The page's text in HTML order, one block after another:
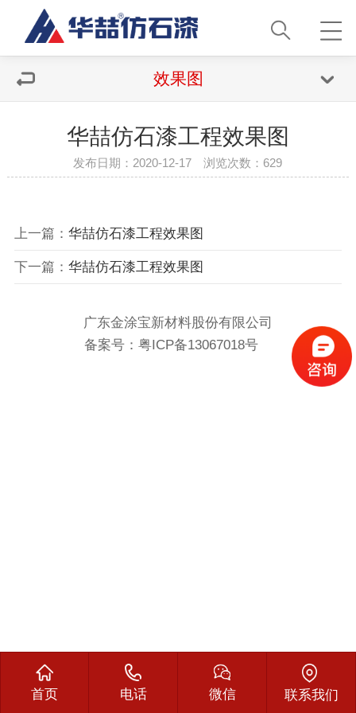
效果图
华喆仿石漆工程效果图
发布日期：2020-12-17 浏览次数： 629
上一篇： 华喆仿石漆工程效果图
下一篇： 华喆仿石漆工程效果图
广东金涂宝新材料股份有限公司
备案号： 粤ICP备13067018号
首页 电话 微信 联系我们